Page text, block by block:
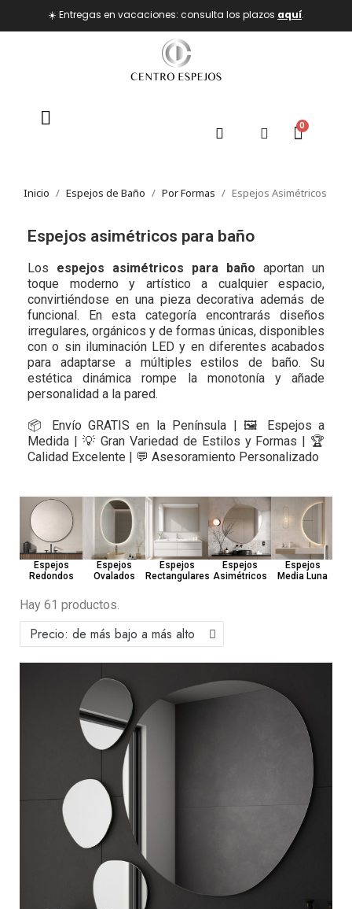
☀️ Entregas en vacaciones: consulta los plazos aquí.
Inicio Espejos de Baño Por Formas Espejos Asimétricos
Espejos asimétricos para baño
Los espejos asimétricos para baño aportan un
toque moderno y artístico a cualquier espacio,
convirtiéndose en una pieza decorativa además de
funcional. En esta categoría encontrarás diseños
irregulares, orgánicos y de formas únicas, disponibles
con o sin iluminación LED y en diferentes acabados
para adaptarse a múltiples estilos de baño. Su
estética dinámica rompe la monotonía y añade
personalidad a la pared.
📦 Envío GRATIS en la Península | 🖼️ Espejos a
Medida | 💡 Gran Variedad de Estilos y Formas | 🏆
Calidad Excelente | 💬 Asesoramiento Personalizado
Espejos
Redondos
Espejos
Ovalados
Espejos
Rectangulares
Espejos
Asimétricos
Espejos
Media Luna
Hay 61 productos.